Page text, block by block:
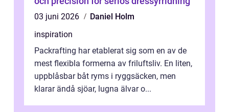
03 juni 2026
Daniel Holm
inspiration
Packrafting har etablerat sig som en av de
mest flexibla formerna av friluftsliv. En liten,
uppblåsbar båt ryms i ryggsäcken, men
klarar ändå sjöar, lugna älvar o...